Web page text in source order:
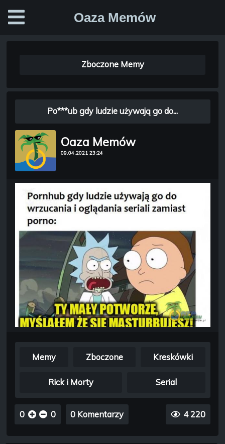
Oaza Memów
Zboczone Memy
Oaza Memów
09.04.2021 23:24
Po***ub gdy ludzie używają go do...
Memy Zboczone Kreskówki
Rick i Morty Serial
0 0 0 Komentarzy 4 220